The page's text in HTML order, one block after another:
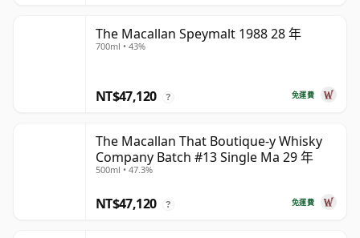
The Macallan Speymalt 1988 28 年
700ml • 43%
免運費
NT$47,120 ?
The Macallan That Boutique-y Whisky
Company Batch #13 Single Ma 29 年
500ml • 47.3%
免運費
NT$47,120 ?